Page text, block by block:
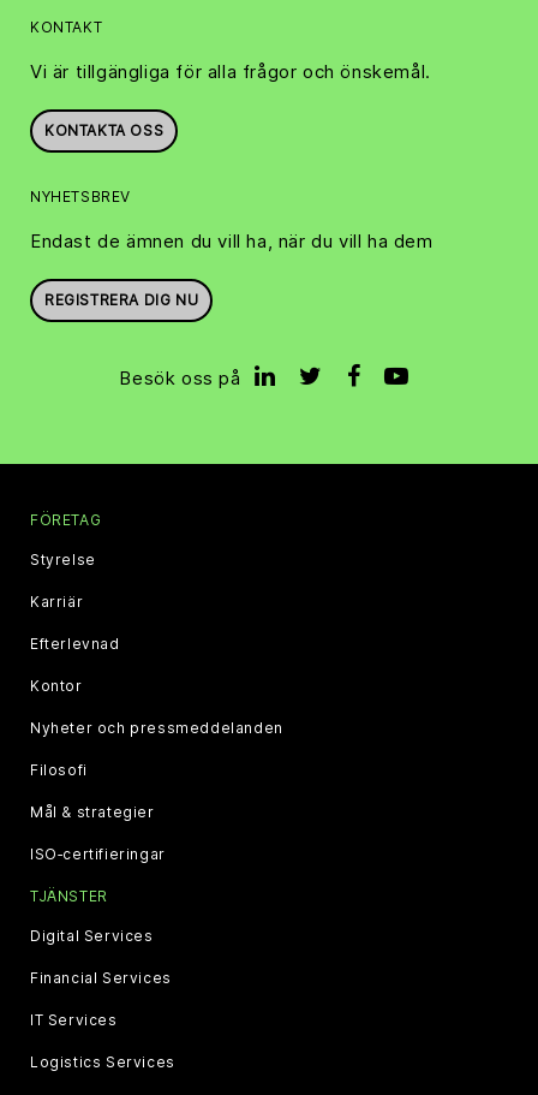
KONTAKT
Vi är tillgängliga för alla frågor och önskemål.
KONTAKTA OSS
NYHETSBREV
Endast de ämnen du vill ha, när du vill ha dem
REGISTRERA DIG NU
Besök oss på
FÖRETAG
Styrelse
Karriär
Efterlevnad
Kontor
Nyheter och pressmeddelanden
Filosofi
Mål & strategier
ISO‑certifieringar
TJÄNSTER
Digital Services
Financial Services
IT Services
Logistics Services